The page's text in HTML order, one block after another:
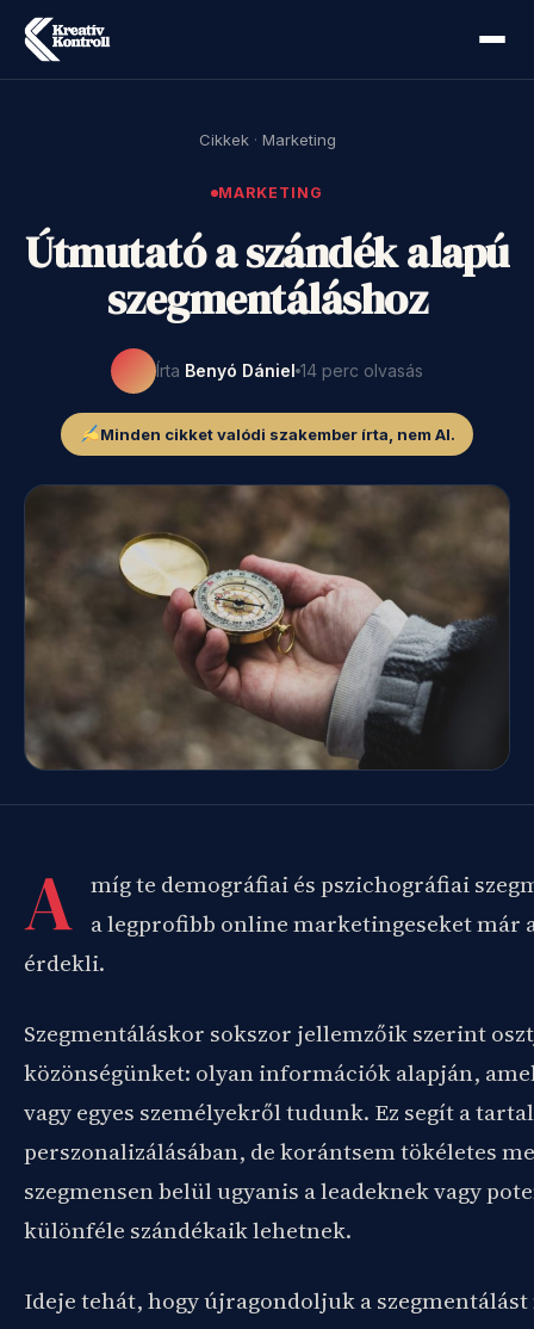
Cikkek · Marketing
MARKETING
Útmutató a szándék alapú
szegmentáláshoz
Írta Benyó Dániel 14 perc olvasás
Minden cikket valódi szakember írta, nem AI.
A míg te demográfiai és pszichográfiai
a legprofibb online marketingeseket már
érdekli.
Szegmentáláskor sokszor jellemzőik szerint
közönségünket: olyan információk alapján,
vagy egyes személyekről tudunk. Ez segít a
perszonalizálásában, de korántsem tökéletes
szegmensen belül ugyanis a leadeknek vagy
különféle szándékaik lehetnek.
Ideje tehát, hogy újragondoljuk a szegmentálást